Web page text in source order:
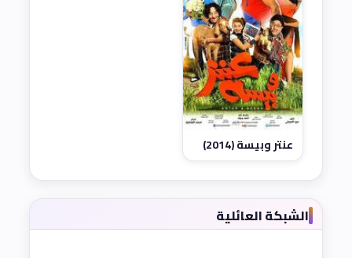
عنتر وبيسة (2014)
الشبكة العائلية